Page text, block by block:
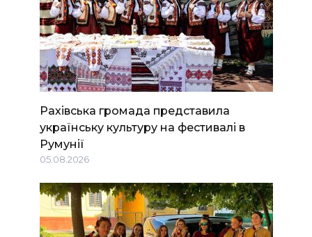
Рахівська громада представила
українську культуру на фестивалі в
Румунії
05.08.2026